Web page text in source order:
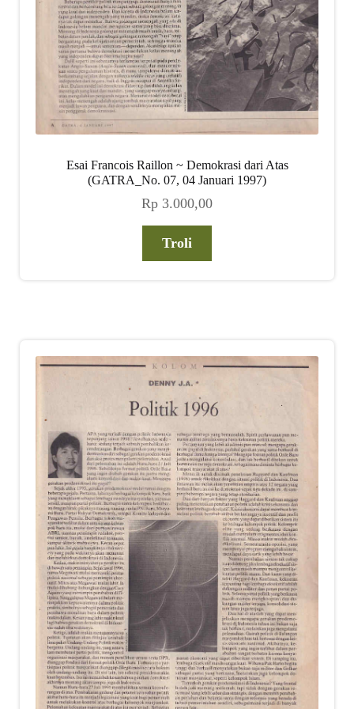
Esai Francois Raillon ~ Demokrasi dari Atas
(GATRA_No. 07, 04 Januari 1997)
Rp 3.000,00
Troli